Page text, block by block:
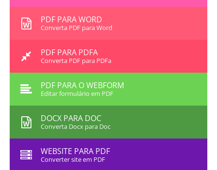
PDF PARA WORD
Converta PDF para Word
PDF PARA PDFA
Converta PDF para PDFa
PDF PARA O WEBFORM
Editar formulário em PDF
DOCX PARA DOC
Converta Docx para Doc
WEBSITE PARA PDF
Converter site em PDF